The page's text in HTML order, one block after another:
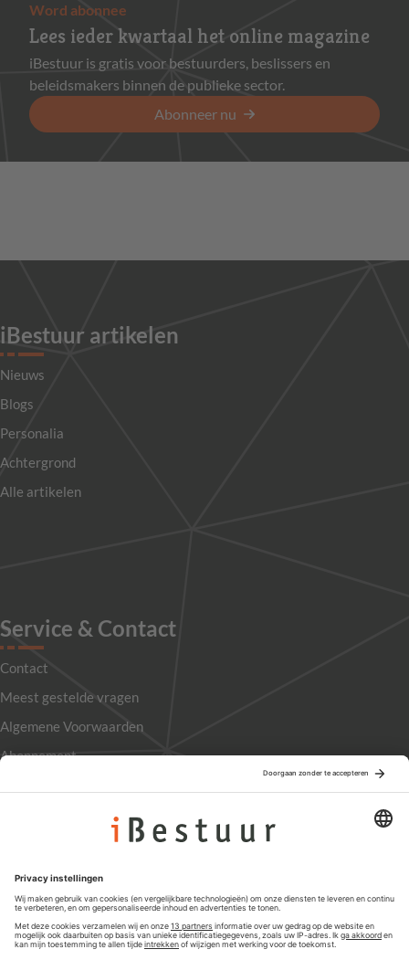
Word abonnee
Lees ieder kwartaal het online magazine
iBestuur is gratis voor bestuurders, beslissers en
beleidsmakers binnen de publieke sector.
Abonneer nu
iBestuur artikelen
Nieuws
Blogs
Personalia
Achtergrond
Alle artikelen
Service & Contact
Contact
Meest gestelde vragen
Algemene Voorwaarden
Abonnement
Privacyinstellingen